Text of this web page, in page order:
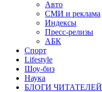
Авто
СМИ и реклама
Индексы
Пресс-релизы
АБК
Спорт
Lifestyle
Шоу-биз
Наука
БЛОГИ ЧИТАТЕЛЕЙ